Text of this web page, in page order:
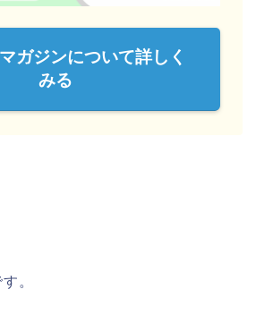
ガジンについて詳しく
みる
。